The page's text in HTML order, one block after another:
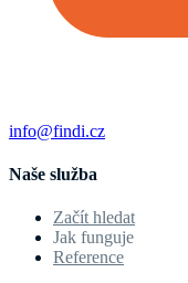
info@findi.cz
Naše služba
Začít hledat
Jak funguje
Reference